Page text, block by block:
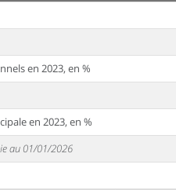
en 2023, en %
en 2023, en %
au 01/01/2026